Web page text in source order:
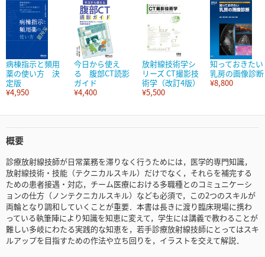
病棟指示と頻用
薬の使い方 決
定版
¥4,950
今日から使え
る 腹部CT読影
ガイド
¥4,400
放射線技術学シ
リーズ CT撮影技
術学（改訂4版）
¥5,500
知っておきたい
乳房の画像診断
¥8,800
概要
診療放射線技師が日常業務を滞りなく行うためには，医学的専門知識，
放射線技術・技能（テクニカルスキル）だけでなく，それらを補完する
ための患者接遇・対応，チーム医療における多職種とのコミュニケーシ
ョンの仕方（ノンテクニカルスキル）なども必須で，この2つのスキルが
両輪となり調和していくことが重要．本書は長きに渡り臨床現場に携わ
っている執筆陣により知識を知恵に変えて，学生には講義で教わることが
難しい多岐にわたる実践的な知恵を，若手診療放射線技師にとってはスキ
ルアップを目指すための作法や立ち回りを，イラストを交えて解説．